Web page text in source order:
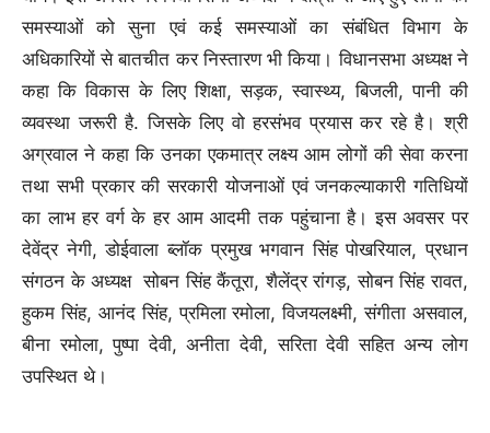
समस्याओं को सुना एवं कई समस्याओं का संबंधित विभाग के
अधिकारियों से बातचीत कर निस्तारण भी किया। विधानसभा अध्यक्ष ने
कहा कि विकास के लिए शिक्षा, सड़क, स्वास्थ्य, बिजली, पानी की
व्यवस्था जरूरी है. जिसके लिए वो हरसंभव प्रयास कर रहे है। श्री
अग्रवाल ने कहा कि उनका एकमात्र लक्ष्य आम लोगों की सेवा करना
तथा सभी प्रकार की सरकारी योजनाओं एवं जनकल्याकारी गतिधियों
का लाभ हर वर्ग के हर आम आदमी तक पहुंचाना है। इस अवसर पर
देवेंद्र नेगी, डोईवाला ब्लॉक प्रमुख भगवान सिंह पोखरियाल, प्रधान
संगठन के अध्यक्ष सोबन सिंह कैंतूरा, शैलेंद्र रांगड़, सोबन सिंह रावत,
हुकम सिंह, आनंद सिंह, प्रमिला रमोला, विजयलक्ष्मी, संगीता असवाल,
बीना रमोला, पुष्पा देवी, अनीता देवी, सरिता देवी सहित अन्य लोग
उपस्थित थे।